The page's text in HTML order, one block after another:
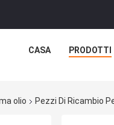
CASA PRODOTTI
olio Pezzi Di Ricambio